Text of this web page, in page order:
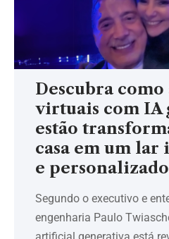
Descubra como
virtuais com IA
estão
casa em um
e personalizado
Segundo o executivo e
engenharia Paulo